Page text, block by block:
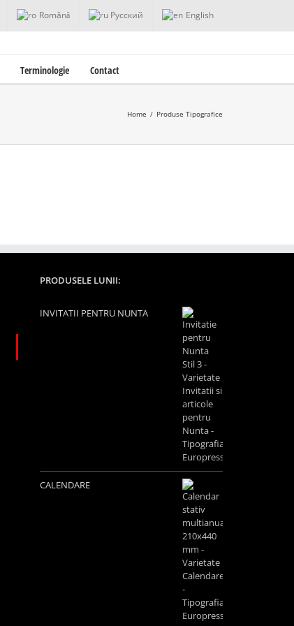
Română Русский English
Terminologie Contact
Home / Produse Tipografice
PRODUSELE LUNII:
INVITATII PENTRU NUNTA
CALENDARE